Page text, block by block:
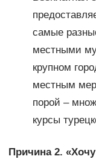
самые
местными
крупном
местным
порой –
курсы
Причина 2.